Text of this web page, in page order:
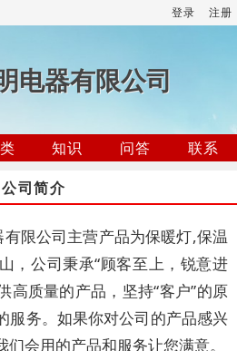
登录 注册
电器有限公司
知识 问答
联系
公司简介
限公司主营产品为保暖灯,保温
，公司秉承“顾客至上，锐意进
高质量的产品，坚持“客户”的原
服务。如果你对公司的产品感兴
会用的产品和服务让您满意。